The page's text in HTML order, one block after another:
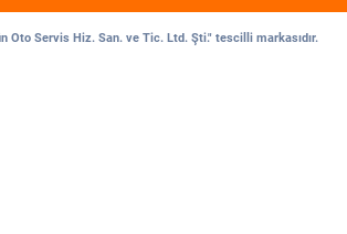
Oto Servis Hiz. San. ve Tic. Ltd. Şti." tescilli markasıdır.